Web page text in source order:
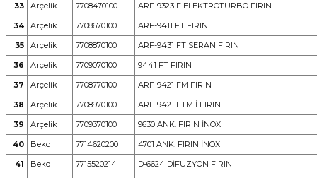
33
Arçelik 7708470100
ARF-9323 F ELEKTROTURBO FIRIN
34
Arçelik 7708670100
ARF-9411 FT FIRIN
35
Arçelik 7708870100
ARF-9431 FT SERAN FIRIN
36
Arçelik 7709070100
9441 FT FIRIN
37
Arçelik 7708770100
ARF-9421 FM FIRIN
38
Arçelik 7708970100
ARF-9421 FTM İ FIRIN
39
Arçelik 7709370100
9630 ANK. FIRIN İNOX
40
Beko 7714620200
4701 ANK. FIRIN İNOX
41
Beko 7715520214
D-6624 DİFÜZYON FIRIN